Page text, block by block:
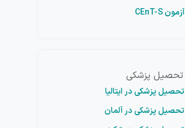
آزمون CEnT-S
تحصیل پزشکی
تحصیل پزشکی در ایتالیا
تحصیل پزشکی در آلمان